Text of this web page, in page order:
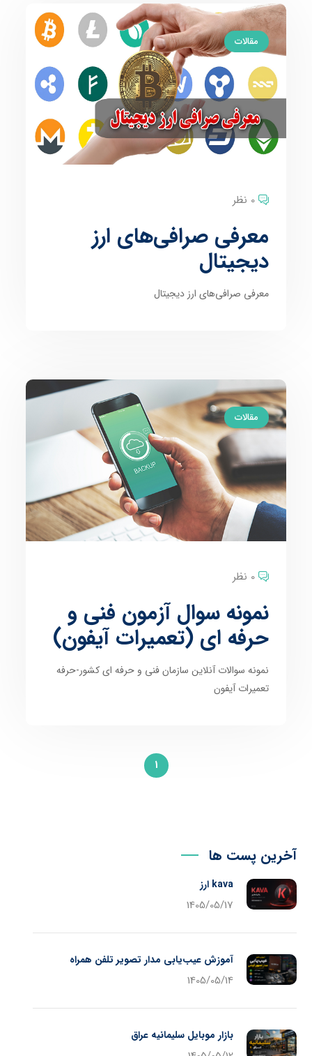
مقالات
0 نظر
معرفی صرافی‌‌های ارز
دیجیتال
معرفی صرافی‌‌های ارز دیجیتال
مقالات
0 نظر
نمونه سوال آزمون فنی و
حرفه ای (تعمیرات آیفون)
نمونه سوالات آنلاین سازمان فنی و حرفه ای کشور-حرفه
تعمیرات آیفون
1
آخرین پست ها
kava ارز
1405/05/17
آموزش عیب‌یابی مدار تصویر تلفن همراه
1405/05/14
بازار موبایل سلیمانیه عراق